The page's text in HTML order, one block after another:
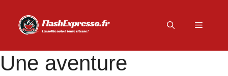
contenu
Menu
Une aventure